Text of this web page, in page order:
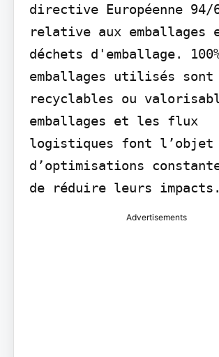
directive Européenne 94/
relative aux emballages
déchets d'emballage.
emballages utilisés sont
recyclables ou
emballages et les flux
logistiques font l’objet
d’optimisations
Advertisements